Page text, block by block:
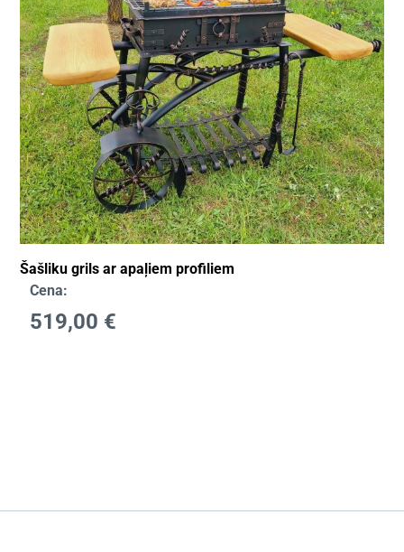
Šašliku grils ar apaļiem profiliem
Cena:
519,00 €